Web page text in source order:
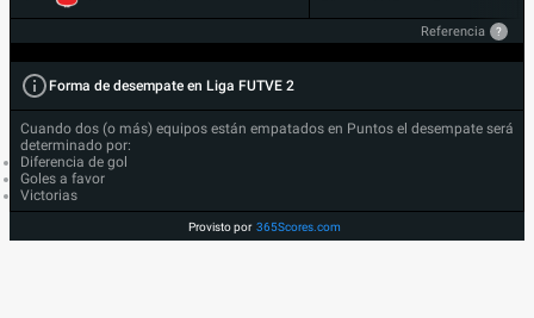
Referencia ?
Forma de desempate en Liga FUTVE 2
Cuando dos (o más) equipos están empatados en Puntos el desempate será
determinado por:
Diferencia de gol
Goles a favor
Victorias
Provisto por 365Scores.com